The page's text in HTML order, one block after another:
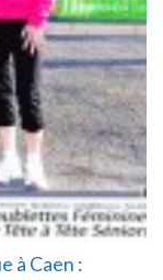
à Caen :